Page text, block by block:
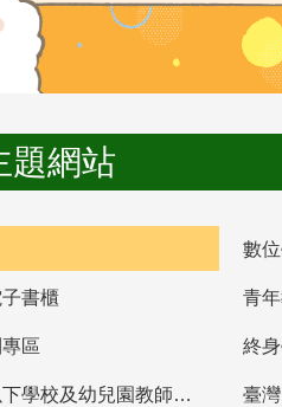
題網站
數
書櫃 青
區 終
教育部高中等以下學校及幼兒園教師資格檢定考試 臺